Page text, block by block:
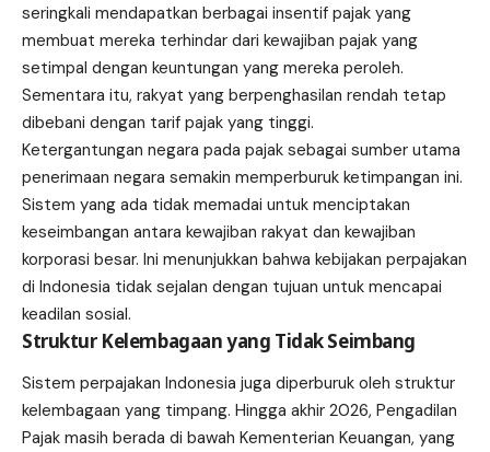
seringkali mendapatkan berbagai insentif pajak yang
membuat mereka terhindar dari kewajiban pajak yang
setimpal dengan keuntungan yang mereka peroleh.
Sementara itu, rakyat yang berpenghasilan rendah tetap
dibebani dengan tarif pajak yang tinggi.
Ketergantungan negara pada pajak sebagai sumber utama
penerimaan negara semakin memperburuk ketimpangan ini.
Sistem yang ada tidak memadai untuk menciptakan
keseimbangan antara kewajiban rakyat dan kewajiban
korporasi besar. Ini menunjukkan bahwa kebijakan perpajakan
di Indonesia tidak sejalan dengan tujuan untuk mencapai
keadilan sosial.
Struktur Kelembagaan yang Tidak Seimbang
Sistem perpajakan Indonesia juga diperburuk oleh struktur
kelembagaan yang timpang. Hingga akhir 2026, Pengadilan
Pajak masih berada di bawah Kementerian Keuangan, yang